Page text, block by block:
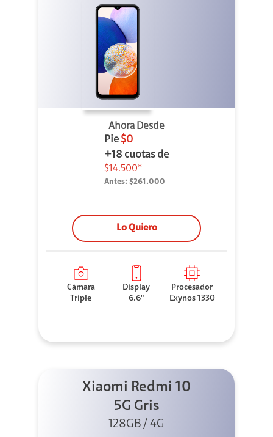
Ahora Desde
Pie $0
+18 cuotas de
$14.500*
Antes: $261.000
Lo Quiero
Cámara
Triple
Display
6.6"
Procesador
Exynos 1330
Xiaomi Redmi 10
5G Gris
128GB / 4G